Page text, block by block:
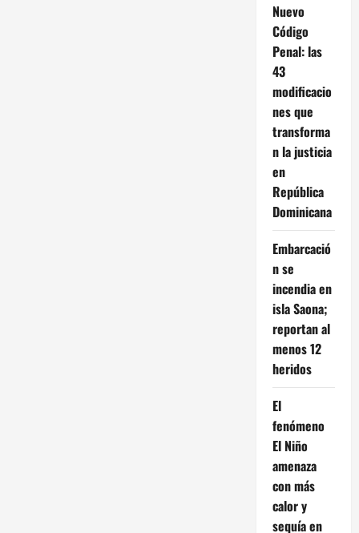
Nuevo
Código
Penal: las
43
modificacio
nes que
transforma
n la justicia
en
República
Dominicana
Embarcació
n se
incendia en
isla Saona;
reportan al
menos 12
heridos
El
fenómeno
El Niño
amenaza
con más
calor y
sequía en